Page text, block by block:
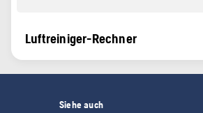
Luftreiniger-Rechner
Siehe auch